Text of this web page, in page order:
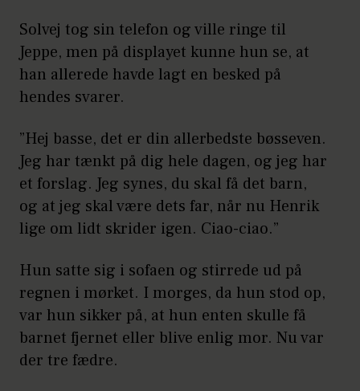
Solvej tog sin telefon og ville ringe til
Jeppe, men på displayet kunne hun se, at
han allerede havde lagt en besked på
hendes svarer.
”Hej basse, det er din allerbedste bøsseven.
Jeg har tænkt på dig hele dagen, og jeg har
et forslag. Jeg synes, du skal få det barn,
og at jeg skal være dets far, når nu Henrik
lige om lidt skrider igen. Ciao-ciao.”
Hun satte sig i sofaen og stirrede ud på
regnen i mørket. I morges, da hun stod op,
var hun sikker på, at hun enten skulle få
barnet fjernet eller blive enlig mor. Nu var
der tre fædre.